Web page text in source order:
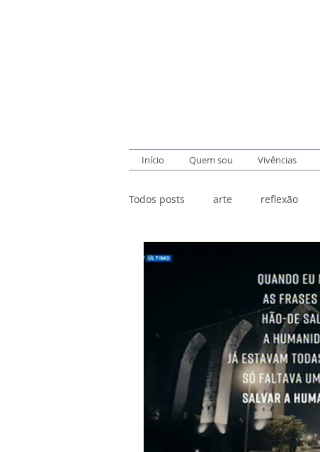
Início Quem sou Vivências
Todos posts arte reflexão